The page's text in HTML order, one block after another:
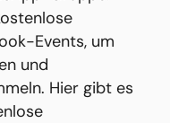
Events, um
und
Hier gibt es